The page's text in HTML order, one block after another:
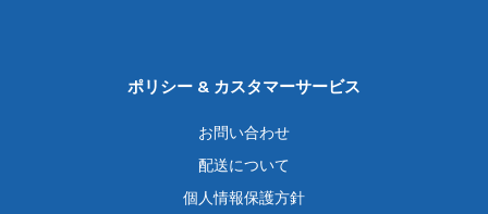
ポリシー & カスタマーサービス
お問い合わせ
配送について
個人情報保護方針